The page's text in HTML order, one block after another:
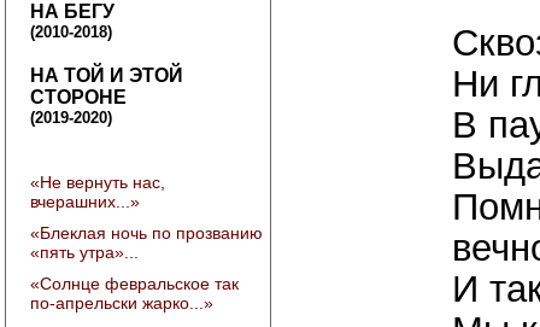
НА БЕГУ
(2010-2018)
НА ТОЙ И ЭТОЙ
СТОРОНЕ
(2019-2020)
«Не вернуть нас,
вчерашних...»
«Блеклая ночь по прозванию
«пять утра»...
«Солнце февральское так
по-апрельски жарко...»
Ни
В
И